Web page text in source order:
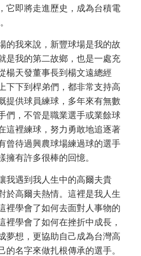
它即將走進歷史，成為台積電
的我來說，新豐球場是我的故
是我的第二故鄉，也是一處充
楊天發董事長到楊文遠總經
下下到桿弟們，都非常支持高
提供球員練球，多年來有無數
們，不管是職業選手或業餘球
這裡練球，努力勇敢地追逐著
曾待過興農球場練過球的選手
擁有許多很棒的回憶。
我遇到我人生中的高爾夫貴
於高爾夫熱情。這裡是我人生
裡學會了如何去面對人事物的
裡學會了如何在挫折中成長，
夢想，更協助自己成為台灣高
的名字來做扎根傳承的選手。